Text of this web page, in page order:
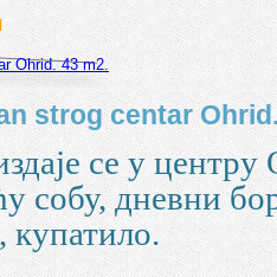
strog centar
се у
собу, дневни
купатило.